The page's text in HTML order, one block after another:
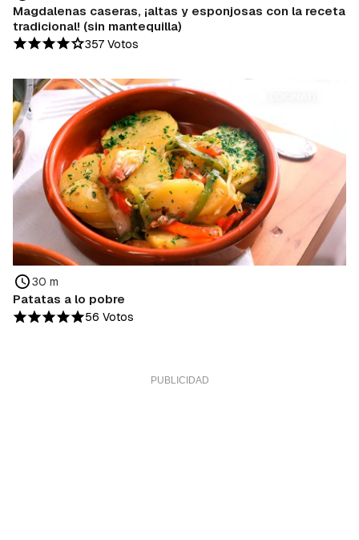
Magdalenas caseras, ¡altas y esponjosas con la receta
tradicional! (sin mantequilla)
357 Votos
30 m
Patatas a lo pobre
56 Votos